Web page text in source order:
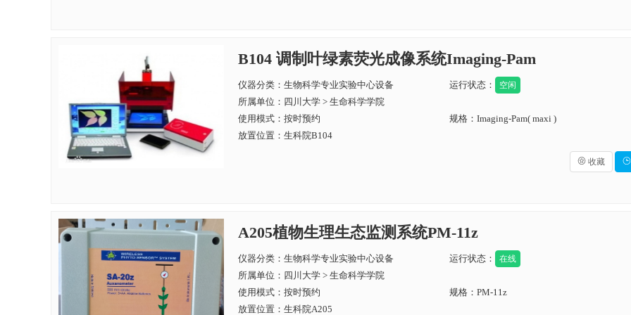
B104 调制叶绿素荧光成像系统Imaging-Pam
仪器分类：生物科学专业实验中心设备 运行状态： 空闲
所属单位： 四川大学 > 生命科学学院
使用模式：按时预约
规格：Imaging-Pam( maxi )
放置位置：生科院B104
 收藏 
A205植物生理生态监测系统PM-11z
仪器分类：生物科学专业实验中心设备 运行状态： 在线
所属单位： 四川大学 > 生命科学学院
使用模式：按时预约
规格：PM-11z
放置位置：生科院A205